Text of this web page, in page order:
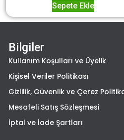
Sepete Ekle
Bilgiler
Kullanım Koşulları ve Üyelik
Kişisel Veriler Politikası
Gizlilik, Güvenlik ve Çerez
Mesafeli Satış Sözleşmesi
İptal ve İade Şartları